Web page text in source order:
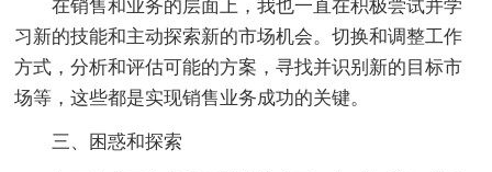
在销售和业务的层面上，我也一直在积极尝试并学
习新的技能和主动探索新的市场机会。切换和调整工作
方式，分析和评估可能的方案，寻找并识别新的目标市
场等，这些都是实现销售业务成功的关键。
三、困惑和探索